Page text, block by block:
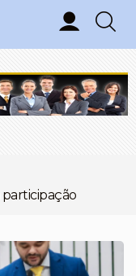
participação